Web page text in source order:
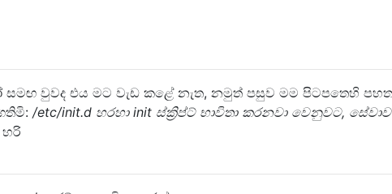
වුවද එය මට වැඩ කළේ නැත, නමුත් පසුව මම පිටපතෙහි පහත
/etc/init.d හරහා init ස්ක්‍රිප්ට් භාවිතා කරනවා වෙනුවට, සේවාව